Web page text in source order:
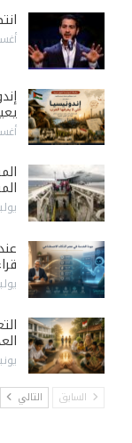
يوليو
يوليو
يونيو
السابق التالي